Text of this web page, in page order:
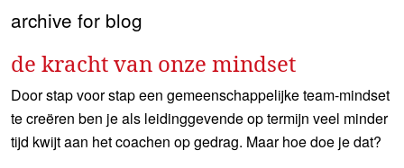
archive for blog
de kracht van onze mindset
Door stap voor stap een gemeenschappelijke team-mindset
te creëren ben je als leidinggevende op termijn veel minder
tijd kwijt aan het coachen op gedrag. Maar hoe doe je dat?